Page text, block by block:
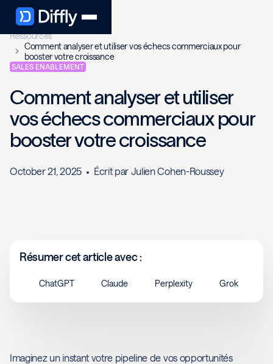
Ressources
Comment analyser et utiliser vos échecs commerciaux pour
booster votre croissance
SALES ENABLEMENT
Comment analyser et utiliser
vos échecs commerciaux pour
booster votre croissance
October 21, 2025 Écrit par Julien Cohen-Roussey
Résumer cet article avec :
ChatGPT Claude Perplexity Grok
Imaginez un instant votre pipeline de vos opportunités